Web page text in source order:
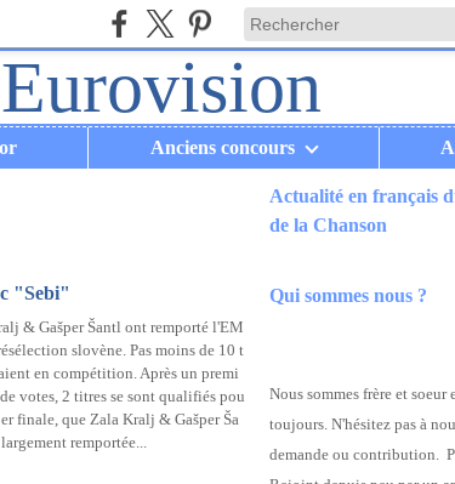
Anciens concours
"Sebi"
& Gašper Šantl ont remporté l'EM
slovène. Pas moins de 10 t
en compétition. Après un premi
votes, 2 titres se sont qualifiés pou
finale, que Zala Kralj & Gašper Ša
remportée...
Actualité en français
de la Chanson
Qui sommes nous ?
Nous sommes frère et
toujours. N'hésitez pas à
demande ou contribution.